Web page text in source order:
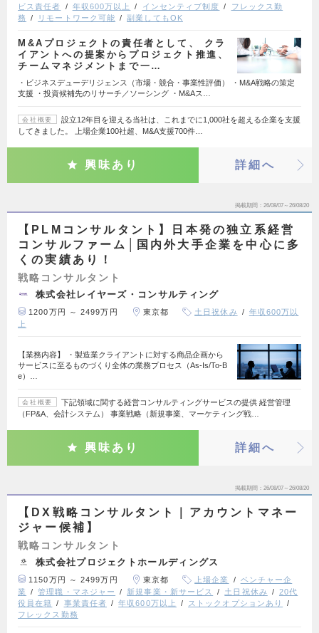
ビス責任者
年収600万以上 インセンティブ制度
フレックス勤
務
リモートワーク可能 副業してもOK
M&Aプロジェクトの責任者として、 クラ
イアントへの提案からプロジェクト推進、
チームマネジメントまで一…
・ビジネスデューデリジェンス（市場・競合・事業性評価） ・M&A戦略の策定
支援 ・投資候補先のリサーチ／ソーシング ・M&Aス…
会社概要
設立12年目を迎える当社は、これまでに1,000社を超える企業を支援
してきました。 上場企業100社超、M&A支援700件…
興味あり 詳細へ
掲載期間 26/08/07～26/08/20
【PLMコンサルタント】日本発の独立系経営
コンサルファーム│国内外大手企業を中心に多
くの実績あり！
戦略コンサルタント
株式会社レイヤーズ・コンサルティング
1200万円 ～ 2499万円 東京都 土日祝休み
年収600万以
上
【業務内容】 ・製造業クライアントに対する商品企画から
サービスに至るものづくり全体の業務プロセス（As-Is/To-B
e）…
会社概要
下記領域に関する経営コンサルティングサービスの提供 経営管理
（FP&A、会計システム） 事業戦略（新規事業、マーケティング戦…
興味あり 詳細へ
掲載期間 26/08/07～26/08/20
【DX戦略コンサルタント｜アカウントマネー
ジャー候補】
戦略コンサルタント
株式会社プロジェクトホールディングス
1150万円 ～ 2499万円 東京都 上場企業
ベンチャー企
業
管理職・マネジャー 新規事業・新サービス 土日祝休み
20代
役員在籍
事業責任者 年収600万以上
ストックオプションあり
フレックス勤務